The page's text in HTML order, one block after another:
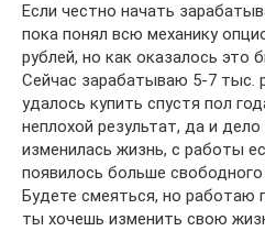
Если честно начать
пока понял всю механику
рублей, но как оказалось это
Сейчас зарабатываю 5-7 тыс.
удалось купить спустя пол
неплохой результат, да и
изменилась жизнь, с работы
появилось больше
Будете смеяться, но работаю
ты хочешь изменить свою